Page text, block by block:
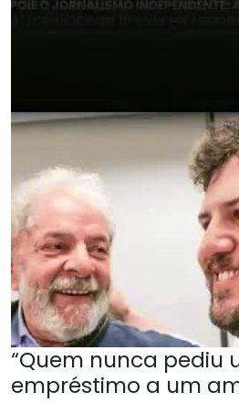
“Quem nunca pediu
empréstimo a um